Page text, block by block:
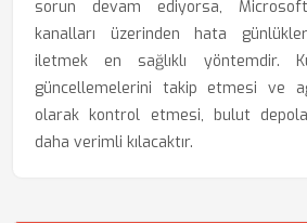
sorun devam ediyorsa,
kanalları üzerinden hata
iletmek en sağlıklı yöntemdir.
güncellemelerini takip etmesi ve
olarak kontrol etmesi, bulut
daha verimli kılacaktır.